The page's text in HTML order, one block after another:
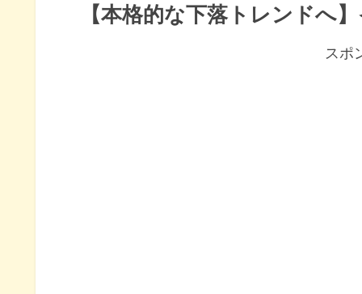
【本格的な下落トレンドへ
スポ